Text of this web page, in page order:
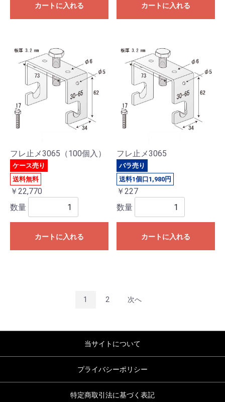
カートに入れる カートに入れる
フレ止メ3065（100個入）
ケース売り
送料無料
￥22,770
数量
カートに入れる
フレ止メ3065
バラ売り
送料1個口1,980円
￥227
数量
カートに入れる
1 2 次へ
当サイトについて
プライバシーポリシー
特定商取引法に基づく表記